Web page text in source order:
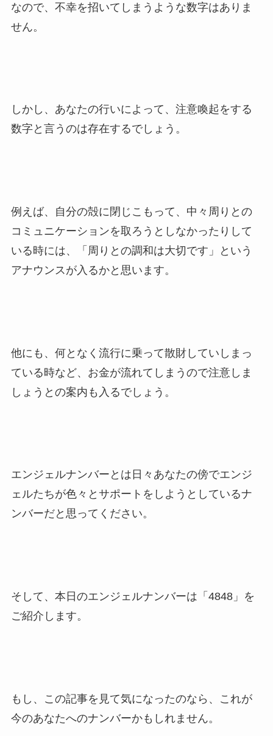
なので、不幸を招いてしまうような数字はありま
せん。
しかし、あなたの行いによって、注意喚起をする
数字と言うのは存在するでしょう。
例えば、自分の殻に閉じこもって、中々周りとの
コミュニケーションを取ろうとしなかったりして
いる時には、「周りとの調和は大切です」という
アナウンスが入るかと思います。
他にも、何となく流行に乗って散財していしまっ
ている時など、お金が流れてしまうので注意しま
しょうとの案内も入るでしょう。
エンジェルナンバーとは日々あなたの傍でエンジ
ェルたちが色々とサポートをしようとしているナ
ンバーだと思ってください。
そして、本日のエンジェルナンバーは「4848」を
ご紹介します。
もし、この記事を見て気になったのなら、これが
今のあなたへのナンバーかもしれません。